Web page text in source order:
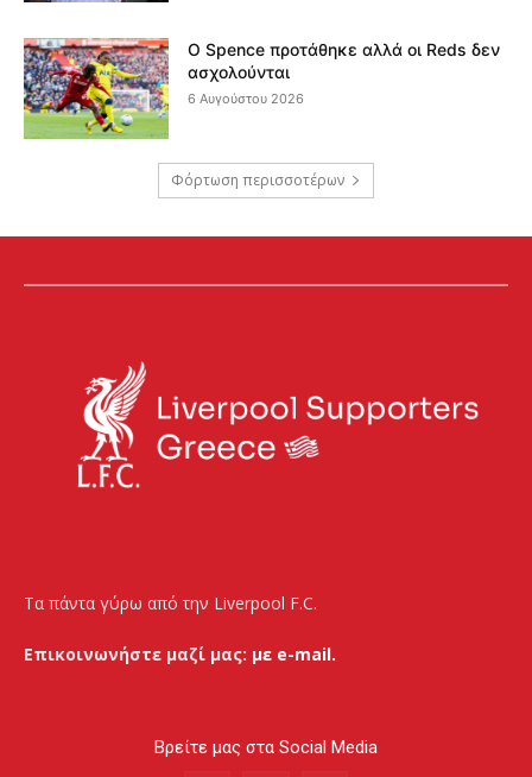
Ο Spence προτάθηκε αλλά οι Reds δεν
ασχολούνται
6 Αυγούστου 2026
Φόρτωση περισσοτέρων
Τα πάντα γύρω από την Liverpool F.C.
Επικοινωνήστε μαζί μας: με e-mail.
Βρείτε μας στα Social Media